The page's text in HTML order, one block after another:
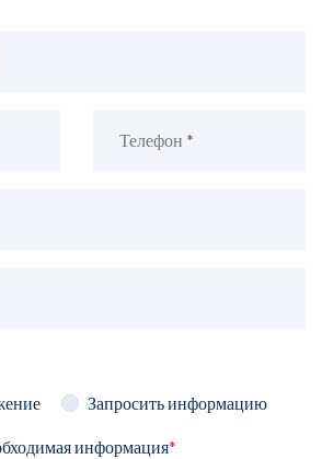
Запросить информацию
информация*